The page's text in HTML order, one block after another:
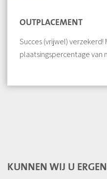
OUTPLACEMENT
Succes (vrijwel) verzekerd!
plaatsingspercentage van
KUNNEN WIJ U